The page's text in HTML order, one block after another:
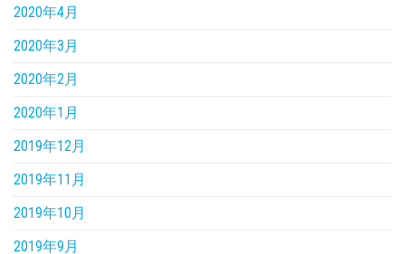
2020年4月
2020年3月
2020年2月
2020年1月
2019年12月
2019年11月
2019年10月
2019年9月